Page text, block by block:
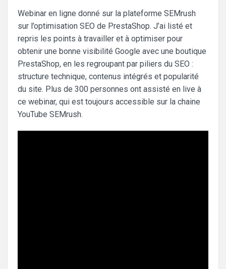
Webinar en ligne donné sur la plateforme SEMrush
sur l’optimisation SEO de PrestaShop. J’ai listé et
repris les points à travailler et à optimiser pour
obtenir une bonne visibilité Google avec une boutique
PrestaShop, en les regroupant par piliers du SEO :
structure technique, contenus intégrés et popularité
du site. Plus de 300 personnes ont assisté en live à
ce webinar, qui est toujours accessible sur la chaine
YouTube SEMrush.